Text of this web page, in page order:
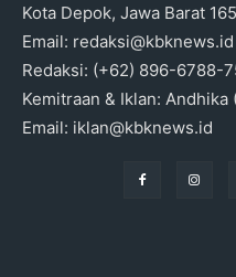
Kota Depok, Jawa Barat
Email: redaksi@kbknews.id
Redaksi: (+62) 896-6788-
Kemitraan & Iklan:
Email: iklan@kbknews.id